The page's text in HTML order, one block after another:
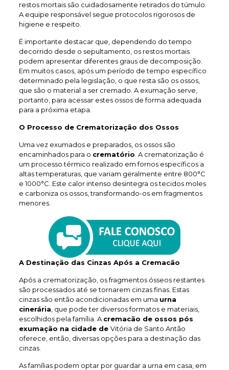
restos mortais são cuidadosamente retirados do túmulo.
A equipe responsável segue protocolos rigorosos de
higiene e respeito.
É importante destacar que, dependendo do tempo
decorrido desde o sepultamento, os restos mortais
podem apresentar diferentes graus de decomposição.
Em muitos casos, após um período de tempo específico
determinado pela legislação, o que resta são os ossos,
que são o material a ser cremado. A exumação serve,
portanto, para acessar estes ossos de forma adequada
para a próxima etapa.
O Processo de Crematorização dos Ossos
Uma vez exumados e preparados, os ossos são
encaminhados para o crematório . A crematorização é
um processo térmico realizado em fornos específicos a
altas temperaturas, que variam geralmente entre 800°C
e 1000°C. Este calor intenso desintegra os tecidos moles
e carboniza os ossos, transformando-os em fragmentos
menores.
A Destinação das Cinzas Após a Cremacão
Após a crematorização, os fragmentos ósseos restantes
são processados até se tornarem cinzas finas. Estas
cinzas são então acondicionadas em uma urna
cinerária , que pode ter diversos formatos e materiais,
escolhidos pela família. A cremacão de ossos pós
exumação na cidade de Vitória de Santo Antão
oferece, então, diversas opções para a destinação das
cinzas.
As famílias podem optar por guardar a urna em casa, em